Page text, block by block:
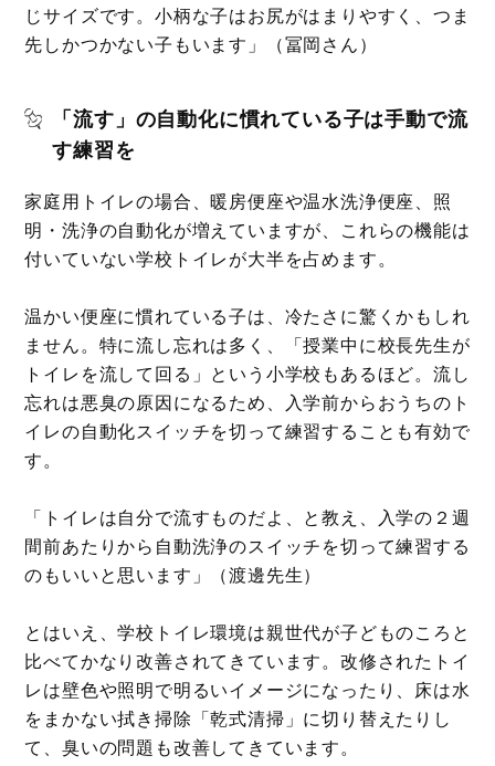
じサイズです。小柄な子はお尻がはまりやすく、つま
先しかつかない子もいます」（冨岡さん）
「流す」の自動化に慣れている子は手動で流
す練習を
家庭用トイレの場合、暖房便座や温水洗浄便座、照
明・洗浄の自動化が増えていますが、これらの機能は
付いていない学校トイレが大半を占めます。
温かい便座に慣れている子は、冷たさに驚くかもしれ
ません。特に流し忘れは多く、「授業中に校長先生が
トイレを流して回る」という小学校もあるほど。流し
忘れは悪臭の原因になるため、入学前からおうちのト
イレの自動化スイッチを切って練習することも有効で
す。
「トイレは自分で流すものだよ、と教え、入学の２週
間前あたりから自動洗浄のスイッチを切って練習する
のもいいと思います」（渡邊先生）
とはいえ、学校トイレ環境は親世代が子どものころと
比べてかなり改善されてきています。改修されたトイ
レは壁色や照明で明るいイメージになったり、床は水
をまかない拭き掃除「乾式清掃」に切り替えたりし
て、臭いの問題も改善してきています。